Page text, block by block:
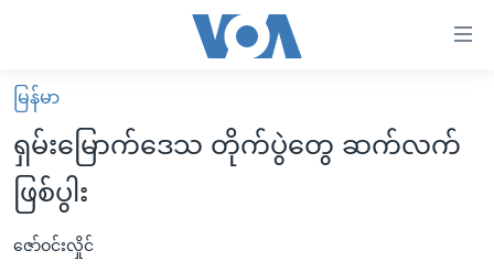
လွယ်ကူ
စေ
သည့်
Link
များ
မူလစာမျက်နှာ
မြန်မာ
ကမ္ဘာ့သတင်းများ
နိုင်ငံတကာ
ဗွီဒီယို
မြန်မာ
ရှမ်းမြောက်ဒေသ တိုက်ပွဲတွေ ဆက်လက်
ဖြစ်ပွါး
ဇော်ဝင်းလှိုင်